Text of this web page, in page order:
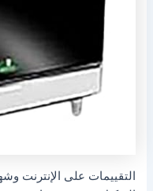
التقييمات على الإنترنت